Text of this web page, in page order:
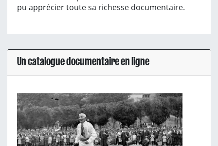
pu apprécier toute sa richesse documentaire.
Un catalogue documentaire en ligne